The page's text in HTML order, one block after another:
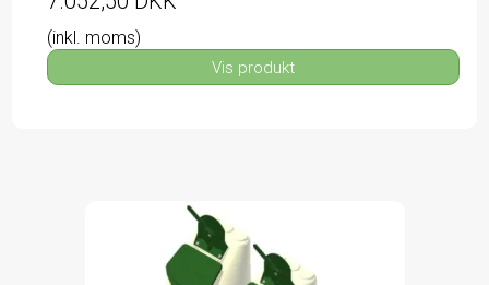
(inkl. moms)
Vis produkt